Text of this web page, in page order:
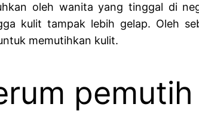
oleh wanita yang tinggal di
kulit tampak lebih gelap. Oleh
memutihkan kulit.